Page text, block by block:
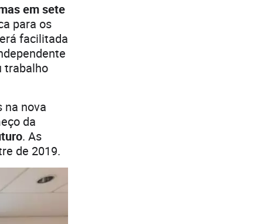
em sete
para os
facilitada
trabalho
na nova
da
. As
de 2019.